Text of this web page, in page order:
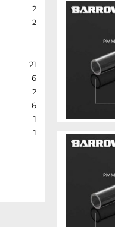
2
2
21
6
2
6
1
1